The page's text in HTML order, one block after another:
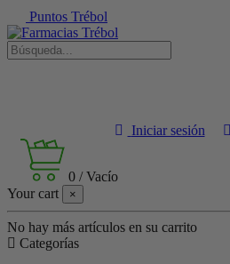
Puntos Trébol
Iniciar sesión
0 /Vacío
Your cart
×
No hay más artículos en su carrito
Categorías